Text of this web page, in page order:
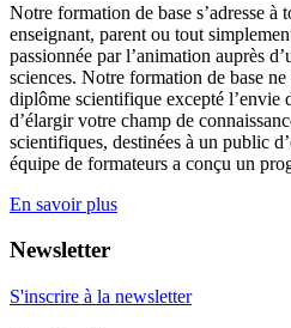
Notre formation de base s’adresse à
enseignant, parent ou tout
passionnée par l’animation auprès
sciences. Notre formation de base
diplôme scientifique excepté l’envie
d’élargir votre champ de
scientifiques, destinées à un public
équipe de formateurs a conçu un
En savoir plus
Newsletter
S'inscrire à la newsletter